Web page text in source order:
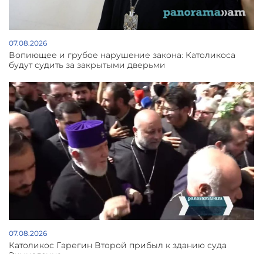
07.08.2026
Вопиющее и грубое нарушение закона: Католикоса
будут судить за закрытыми дверьми
07.08.2026
Католикос Гарегин Второй прибыл к зданию суда